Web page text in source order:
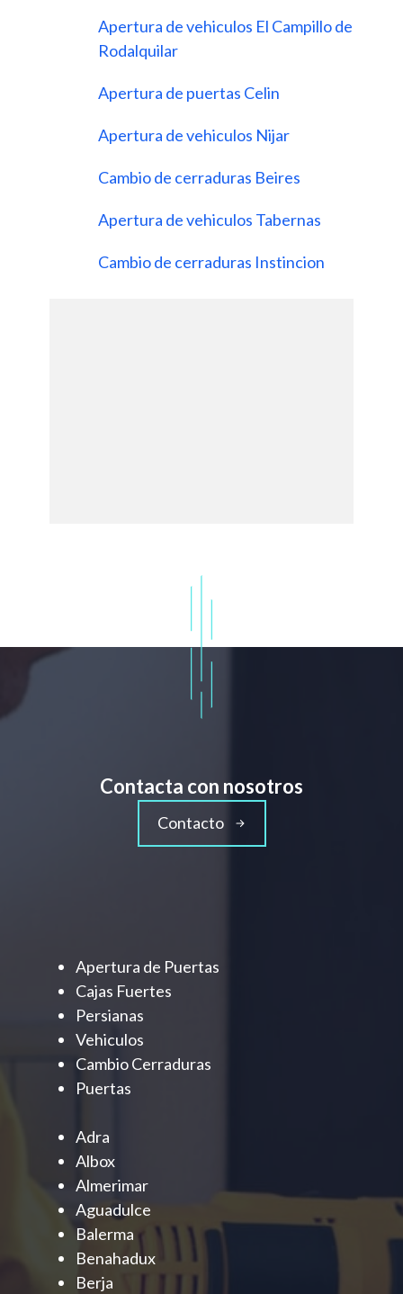
Apertura de vehiculos El Campillo de
Rodalquilar
Apertura de puertas Celin
Apertura de vehiculos Nijar
Cambio de cerraduras Beires
Apertura de vehiculos Tabernas
Cambio de cerraduras Instincion
Contacta con nosotros
Contacto
Apertura de Puertas
Cajas Fuertes
Persianas
Vehiculos
Cambio Cerraduras
Puertas
Adra
Albox
Almerimar
Aguadulce
Balerma
Benahadux
Berja